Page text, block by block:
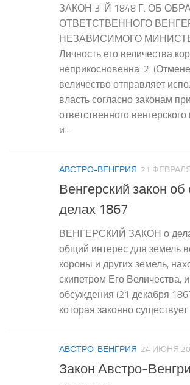
ЗАКОН 3-Й 1848 Г. ОБ
ОТВЕТСТВЕННОГО
НЕЗАВИСИМОГО
Личность его величества
неприкосновенна. 2.
величество отправляет
власть согласно законам
ответственного
и...
АВСТРО-ВЕНГРИЯ 21
Венгерский закон
делах 1867
ВЕНГЕРСКИЙ ЗАКОН о
общий интерес для земель
короны и других земель,
скипетром Его Величества,
обсуждения (21 декабря
которая законно существует
АВСТРО-ВЕНГРИЯ 24 ИЮНЯ
Закон Австро-